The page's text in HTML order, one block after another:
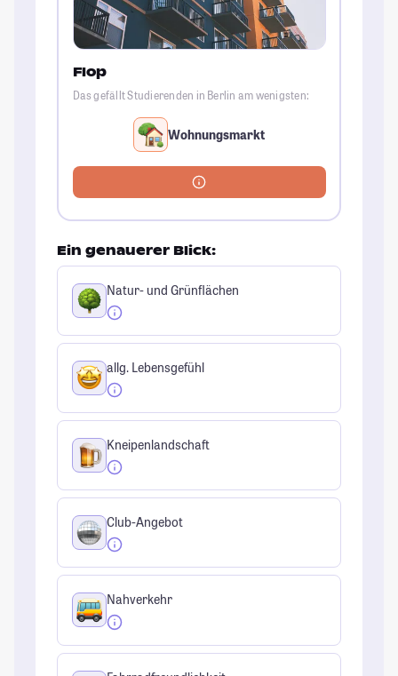
Flop
Das gefällt Studierenden in Berlin am wenigsten:
Wohnungsmarkt
Ein genauerer Blick:
Natur- und Grünflächen
allg. Lebensgefühl
Kneipenlandschaft
Club-Angebot
Nahverkehr